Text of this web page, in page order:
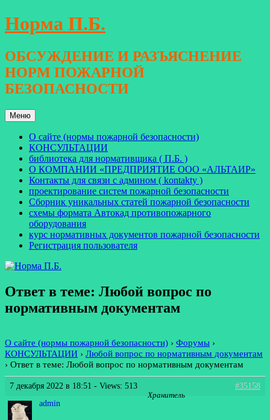
Перейти
к
Норма П.Б.
ОБСУЖДЕНИЕ И РАЗЪЯСНЕНИЕ
НОРМ ПОЖАРНОЙ
БЕЗОПАСНОСТИ
Меню
О сайте (нормы пожарной безопасности)
КОНСУЛЬТАЦИИ
библиотека для нормативщика ( П.Б. )
О КОМПАНИИ «ПРЕДПРИЯТИЕ ООО «АЛЬТАИР»
Контакты для связи с админом ( kontakty )
проектирование систем пожарной безопасности
Сборник уникальных статей пожарной безопасности
схемы формата Автокад противопожарного
оборудования
курс нормативных документов пожарной безопасности
Регистрация пользователя
Ответ в теме: Любой вопрос по
нормативным документам
О сайте (нормы пожарной безопасности) › Форумы ›
КОНСУЛЬТАЦИИ › Любой вопрос по нормативным документам
› Ответ в теме: Любой вопрос по нормативным документам
7 декабря 2022 в 18:51 - Views: 513
#35158
admin
Хранитель